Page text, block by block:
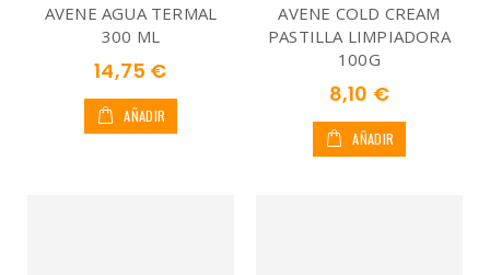
AVENE AGUA TERMAL
300 ML
14,75 €
AÑADIR
AVENE COLD CREAM
PASTILLA LIMPIADORA
100G
8,10 €
AÑADIR